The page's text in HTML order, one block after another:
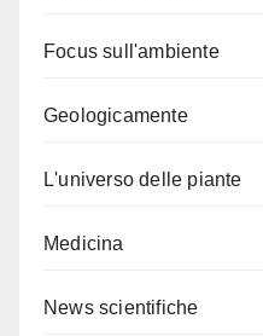
Focus sull'ambiente
Geologicamente
L'universo delle piante
Medicina
News scientifiche